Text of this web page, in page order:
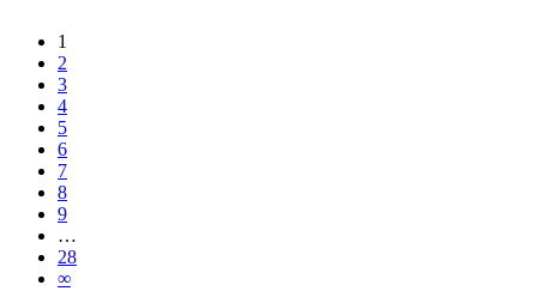
1
2
3
4
5
6
7
8
9
…
28
∞